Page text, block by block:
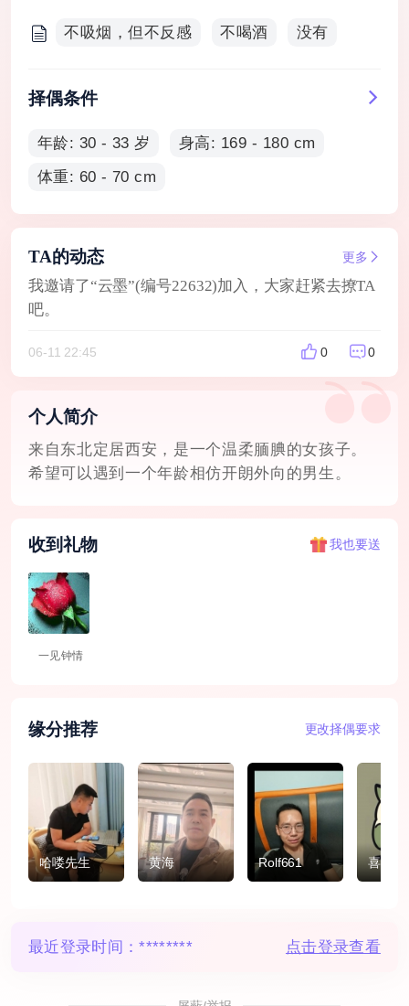
不吸烟，但不反感 不喝酒 没有
择偶条件
年龄: 30 - 33 岁
身高: 169 - 180 cm
体重: 60 - 70 cm
TA的动态 更多
我邀请了“云墨”(编号22632)加入，大家赶紧去撩TA
吧。
06-11 22:45 0 0
个人简介
来自东北定居西安，是一个温柔腼腆的女孩子。
希望可以遇到一个年龄相仿开朗外向的男生。
收到礼物 我也要送
一见钟情
缘分推荐 更改择偶要求
哈喽先生 黄海 Rolf661 喜欢猫
最近登录时间：******** 点击登录查看